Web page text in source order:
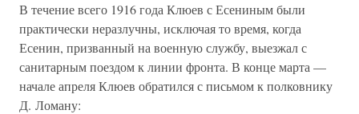
В течение всего 1916 года Клюев с Есениным были
практически неразлучны, исключая то время, когда
Есенин, призванный на военную службу, выезжал с
санитарным поездом к линии фронта. В конце марта —
начале апреля Клюев обратился с письмом к полковнику
Д. Ломану: